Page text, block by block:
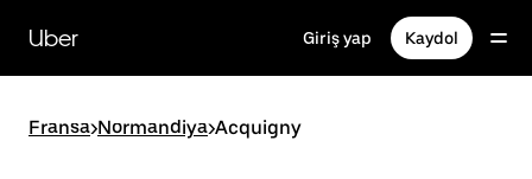
içeriğe
gidinUber Giriş yap Kaydol
Fransa>Normandiya>Acquigny